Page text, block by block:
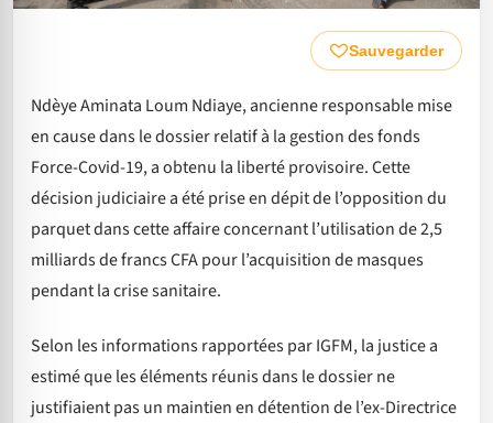
Sauvegarder
Ndèye Aminata Loum Ndiaye, ancienne responsable mise
en cause dans le dossier relatif à la gestion des fonds
Force-Covid-19, a obtenu la liberté provisoire. Cette
décision judiciaire a été prise en dépit de l’opposition du
parquet dans cette affaire concernant l’utilisation de 2,5
milliards de francs CFA pour l’acquisition de masques
pendant la crise sanitaire.
Selon les informations rapportées par IGFM, la justice a
estimé que les éléments réunis dans le dossier ne
justifiaient pas un maintien en détention de l’ex-Directrice